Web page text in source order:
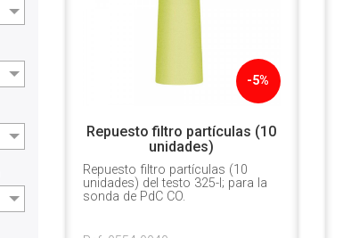
-5%
Repuesto filtro partículas (10
unidades)
Repuesto filtro partículas (10
unidades) del testo 325-I; para la
sonda de PdC CO.